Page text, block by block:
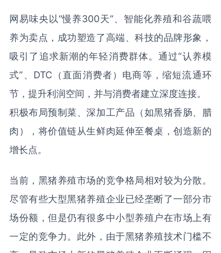
网易味央以“慢养300天”、智能化养殖和谷蔬喂
养为卖点，成功塑造了高端、科技的品牌形象，
吸引了追求新潮的年轻消费群体。通过“认养模
式”、DTC（直面消费者）电商等，缩短流通环
节，提升利润空间，并与消费者建立深度连接。
积极布局预制菜、深加工产品（如黑猪香肠、腊
肉），将价值链从生鲜肉延伸至餐桌，创造新的
增长点。
当前，黑猪养殖市场的竞争格局相对较为分散。
尽管有些大型黑猪养殖企业已经垄断了一部分市
场份额，但是仍有很多中小型养殖户在市场上有
一定的竞争力。此外，由于黑猪养殖技术门槛不